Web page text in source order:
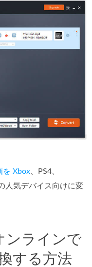
を Xbox 、PS4、
人気デバイス向けに変
ンラインで
する方法